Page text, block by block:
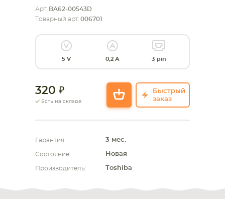
СМАРТФОНА КОМПЛЕКТУЮЩИЕ
Арт: BA62-00543D
Товарный арт: 006701
5 V 0,2 А 3 pin
320
Есть на складе
Быстрый
заказ
Гарантия: 3 мес.
Состояние: Новая
Производитель: Toshiba